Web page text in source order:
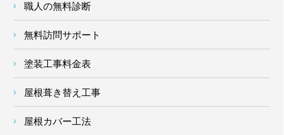
職人の無料診断
無料訪問サポート
塗装工事料金表
屋根葺き替え工事
屋根カバー工法